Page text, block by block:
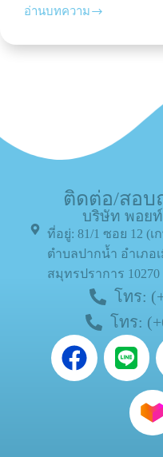
อ่านบทความ
ติดต่อ/สอบ
บริษัท พอย
ที่อยู่: 81/1 ซอย 12 (
ตำบลปากน้ำ อำเภอ
สมุทรปราการ 10270
โทร:
โทร: